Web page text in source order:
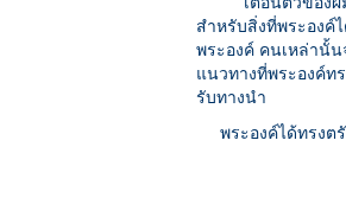
สำหรับสิ่งที่พระอง
พระองค์ คนเหล่านั้
แนวทางที่พระองค์ท
รับทางนำ
พระองค์ได้ทรงตรั